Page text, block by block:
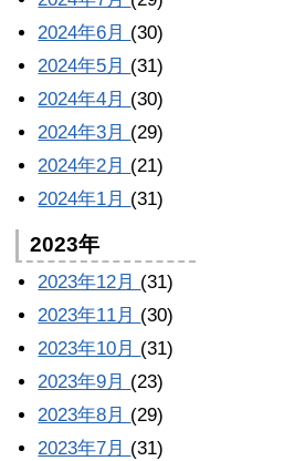
2024年6月 (30)
2024年5月 (31)
2024年4月 (30)
2024年3月 (29)
2024年2月 (21)
2024年1月 (31)
2023年
2023年12月 (31)
2023年11月 (30)
2023年10月 (31)
2023年9月 (23)
2023年8月 (29)
2023年7月 (31)